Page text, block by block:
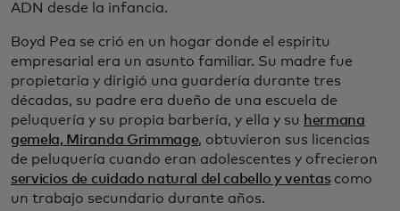
ADN desde la infancia.
Boyd Pea se crió en un hogar donde el espíritu
empresarial era un asunto familiar. Su madre fue
propietaria y dirigió una guardería durante tres
décadas, su padre era dueño de una escuela de
peluquería y su propia barbería, y ella y su hermana
gemela, Miranda Grimmage, obtuvieron sus licencias
de peluquería cuando eran adolescentes y ofrecieron
servicios de cuidado natural del cabello y ventascomo
un trabajo secundario durante años.